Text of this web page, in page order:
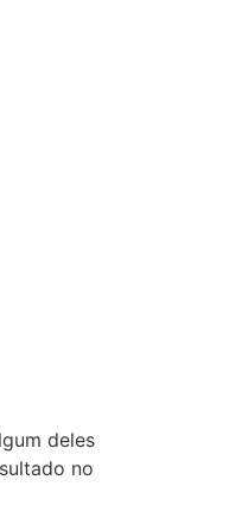
deles
no